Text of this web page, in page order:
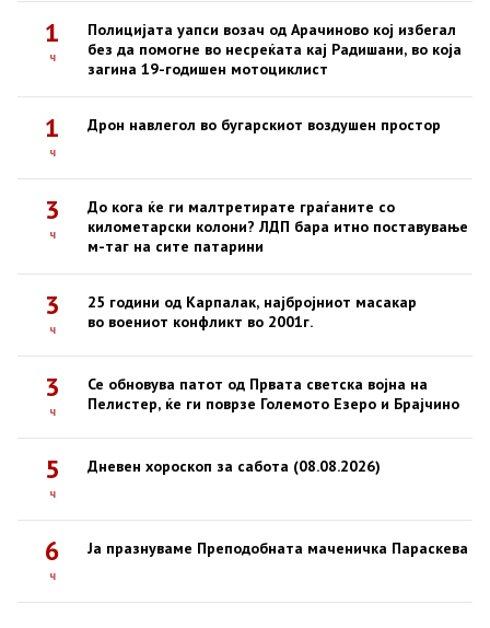
1
ч
Полицијата уапси возач од Арачиново кој избегал
без да помогне во несреќата кај Радишани, во која
загина 19-годишен мотоциклист
1
ч
Дрон навлегол во бугарскиот воздушен простор
3
ч
До кога ќе ги малтретирате граѓаните со
километарски колони? ЛДП бара итно поставување
м-таг на сите патарини
3
ч
25 години од Карпалак, најбројниот масакар
во воениот конфликт во 2001г.
3
ч
Се обновува патот од Првата светска војна на
Пелистер, ќе ги поврзе Големото Езеро и Брајчино
5
ч
Дневен хороскоп за сабота (08.08.2026)
6
ч
Ја празнуваме Преподобната маченичка Параскева